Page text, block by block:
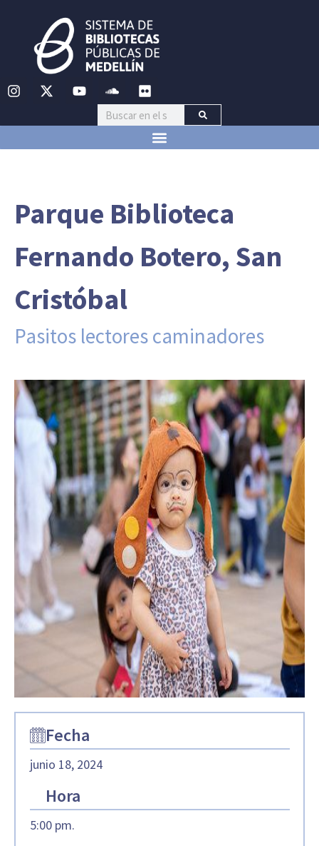
Parque Biblioteca
Fernando Botero, San
Cristóbal
Pasitos lectores caminadores
Fecha
junio 18, 2024
Hora
5:00 pm.